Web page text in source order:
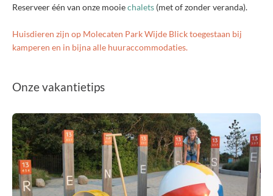
Reserveer één van onze mooiechalets (met of zonder veranda).
Huisdieren zijn op Molecaten Park Wijde Blick toegestaan bij
kamperen en in bijna alle huuraccommodaties.
Onze vakantietips